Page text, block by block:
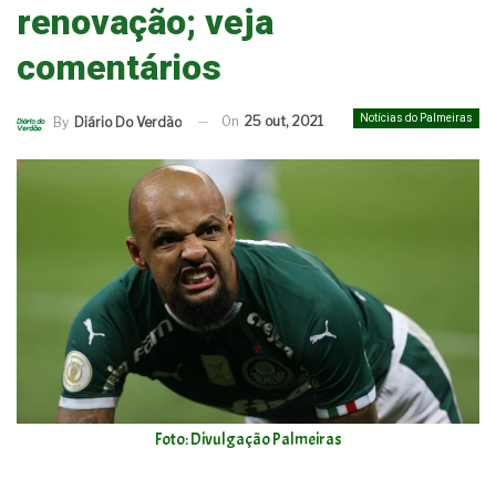
renovação; veja
comentários
Notícias do Palmeiras
By Diário Do Verdão On 25 out, 2021
Foto: Divulgação Palmeiras